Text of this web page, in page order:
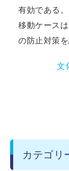
有効である。
移動ケース
の防止対策
文
カテゴリ